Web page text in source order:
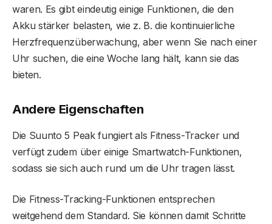
waren. Es gibt eindeutig einige Funktionen, die den
Akku stärker belasten, wie z. B. die kontinuierliche
Herzfrequenzüberwachung, aber wenn Sie nach einer
Uhr suchen, die eine Woche lang hält, kann sie das
bieten.
Andere Eigenschaften
Die Suunto 5 Peak fungiert als Fitness-Tracker und
verfügt zudem über einige Smartwatch-Funktionen,
sodass sie sich auch rund um die Uhr tragen lässt.
Die Fitness-Tracking-Funktionen entsprechen
weitgehend dem Standard. Sie können damit Schritte